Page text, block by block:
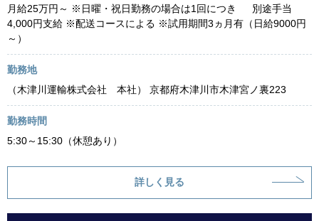
月給25万円～ ※日曜・祝日勤務の場合は1回につき 別途手当
4,000円支給 ※配送コースによる ※試用期間3ヵ月有（日給9000円
～）
勤務地
（木津川運輸株式会社 本社） 京都府木津川市木津宮ノ裏223
勤務時間
5:30～15:30（休憩あり）
詳しく見る